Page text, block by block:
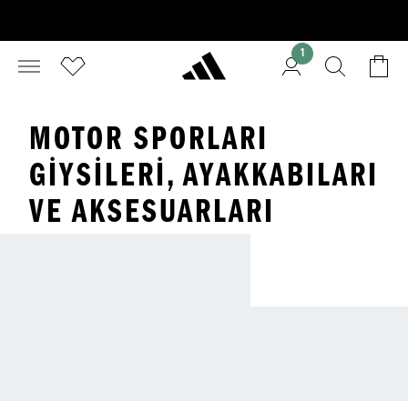
1
MOTOR SPORLARI
GIYSILERI, AYAKKABILARI
VE AKSESUARLARI